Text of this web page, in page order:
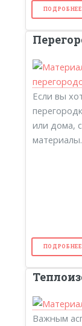
ПОДРОБНЕЕ
Если вы
или дома,
ПОДРОБНЕЕ
Важным